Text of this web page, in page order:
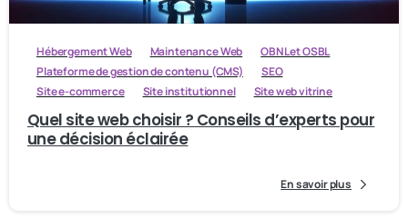
Hébergement Web Maintenance Web
OBNL et OSBL
Plateforme de gestion de contenu (CMS)
SEO
Site e-commerce
Site institutionnel Site web vitrine
Quel site web choisir ? Conseils d’experts pour
une décision éclairée
En savoir plus